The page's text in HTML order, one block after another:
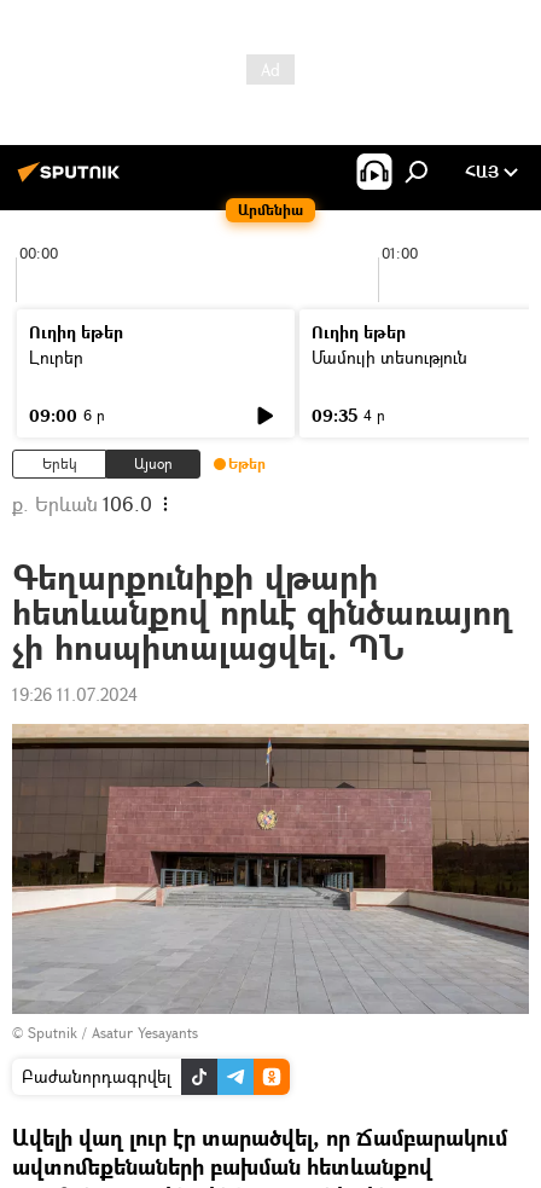
Արմենիա
ՀԱՅ
00:00 01:00
Ուղիղ եթեր
Լուրեր
09:00 6 ր
Ուղիղ եթեր
Մամուլի տեսություն
09:35 4 ր
Երեկ Այսօր Եթեր
ք. Երևան 106.0
Գեղարքունիքի վթարի
հետևանքով որևէ զինծառայող
չի հոսպիտալացվել. ՊՆ
19:26 11.07.2024
© Sputnik / Asatur Yesayants
Բաժանորդագրվել
Ավելի վաղ լուր էր տարածվել, որ Ճամբարակում
ավտոմեքենաների բախման հետևանքով